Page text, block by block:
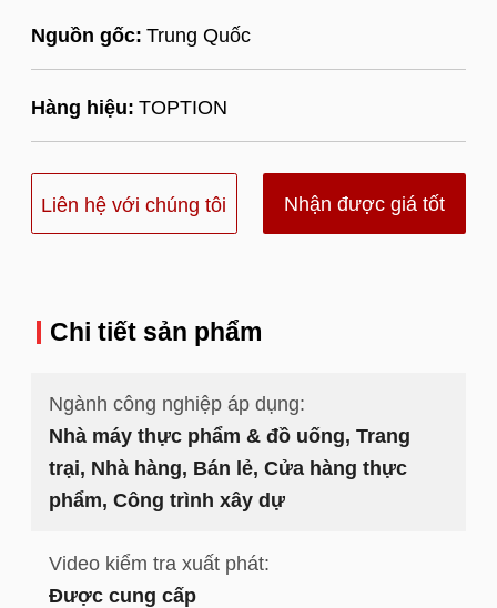
Nguồn gốc: Trung Quốc
Hàng hiệu: TOPTION
Liên hệ với chúng tôi Nhận được giá tốt
Chi tiết sản phẩm
Ngành công nghiệp áp dụng:
Nhà máy thực phẩm & đồ uống, Trang
trại, Nhà hàng, Bán lẻ, Cửa hàng thực
phẩm, Công trình xây dự
Video kiểm tra xuất phát:
Được cung cấp